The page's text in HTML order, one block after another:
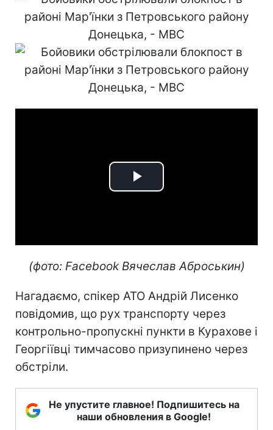
Play
(фото: Facebook Вячеслав Аброськин)
Нагадаємо, спікер АТО Андрій Лисенко
повідомив, що рух транспорту через
контрольно-пропускні пункти в Курахове і
Георгіївці тимчасово призупинено через
обстріли.
Не упустите главное! Подпишитесь на
наши обновления в Google!